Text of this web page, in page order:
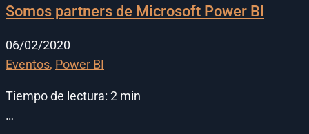
Somos partners de Microsoft Power BI
06/02/2020
Eventos, Power BI
Tiempo de lectura: 2 min
…